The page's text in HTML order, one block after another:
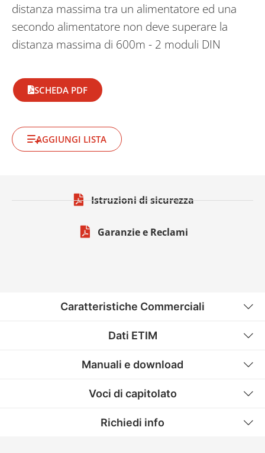
distanza massima tra un alimentatore ed una
secondo alimentatore non deve superare la
distanza massima di 600m - 2 moduli DIN
SCHEDA PDF
AGGIUNGI LISTA
Istruzioni di sicurezza
Garanzie e Reclami
Caratteristiche Commerciali
Dati ETIM
Manuali e download
Voci di capitolato
Richiedi info